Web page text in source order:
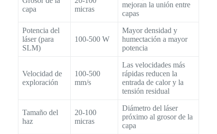
capa
micras
mejoran la unión entre
capas
Potencia del
láser (para
SLM)
100-500 W
Mayor densidad y
humectación a mayor
potencia
Velocidad de
exploración
100-500
mm/s
Las velocidades más
rápidas reducen la
entrada de calor y la
tensión residual
Tamaño del
haz
20-100
micras
Diámetro del láser
próximo al grosor de la
capa